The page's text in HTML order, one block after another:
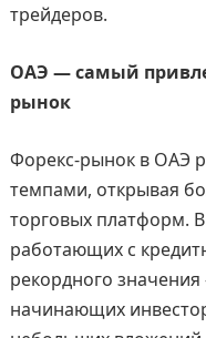
трейдеров.
ОАЭ — самый
рынок
Форекс-рынок в ОАЭ
темпами, открывая
торговых платформ.
работающих с
рекордного
начинающих